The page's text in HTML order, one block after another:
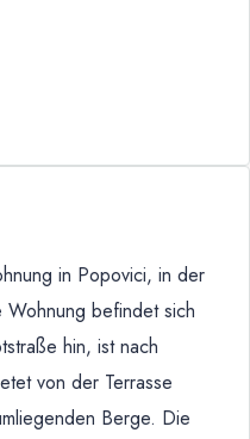
in Popovici, in der
befindet sich
hin, ist nach
von der Terrasse
Berge. Die